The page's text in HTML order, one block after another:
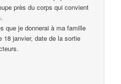
près du corps qui convient
que je donnerai à ma famille
18 janvier, date de la sortie